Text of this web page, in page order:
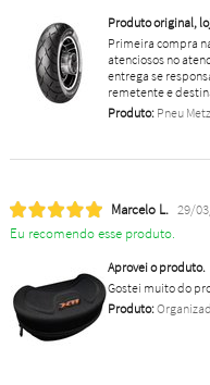
Produto original,
Primeira compra
atenciosos no
entrega se
remetente e
Produto:Pneu
Marcelo L. 29/
Eu recomendo esse produto.
Aprovei o produto.
Gostei muito do
Produto: